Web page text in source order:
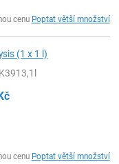
cenu Poptat větší množství
(1 x 1 l)
cenu Poptat větší množství